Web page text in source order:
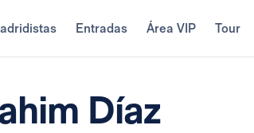
Entradas Área VIP Tour
Díaz